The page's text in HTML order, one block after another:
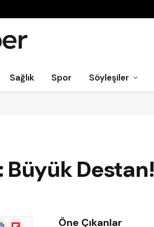
Sağlık Spor Söyleşiler
Büyük Destan!
Flipboard Öne Çıkanlar